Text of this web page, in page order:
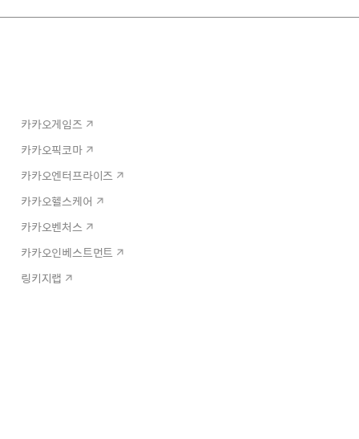
카카오게임즈
카카오픽코마
카카오엔터프라이즈
카카오헬스케어
카카오벤처스
카카오인베스트먼트
링키지랩